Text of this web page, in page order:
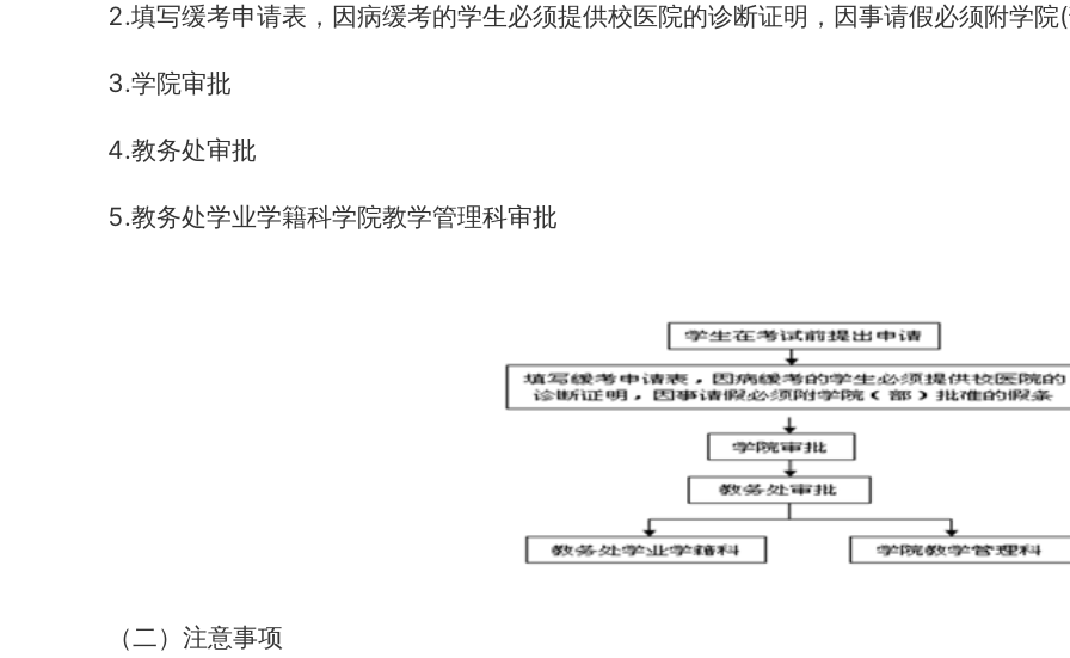
2.填写缓考申请表，因病缓考的学生必须提供校医院的诊断证明，因事请假必须附学院(
3.学院审批
4.教务处审批
5.教务处学业学籍科学院教学管理科审批
（二）注意事项